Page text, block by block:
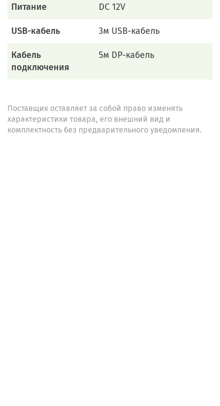
Питание DC 12V
USB-кабель 3м USB-кабель
Кабель
подключения
5м DP-кабель
Поставщик оставляет за собой право изменять
характеристики товара, его внешний вид и
комплектность без предварительного уведомления.